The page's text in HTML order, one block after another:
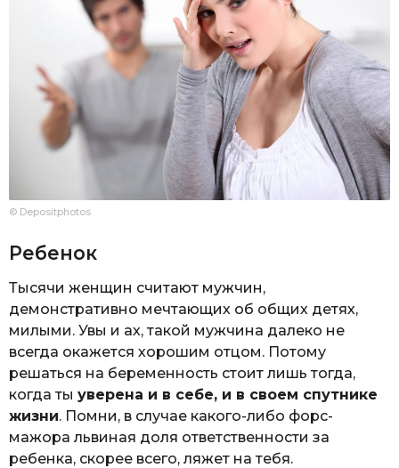
© Depositphotos
Ребенок
Тысячи женщин считают мужчин,
демонстративно мечтающих об общих детях,
милыми. Увы и ах, такой мужчина далеко не
всегда окажется хорошим отцом. Потому
решаться на беременность стоит лишь тогда,
когда ты уверена и в себе, и в своем спутнике
жизни. Помни, в случае какого-либо форс-
мажора львиная доля ответственности за
ребенка, скорее всего, ляжет на тебя.